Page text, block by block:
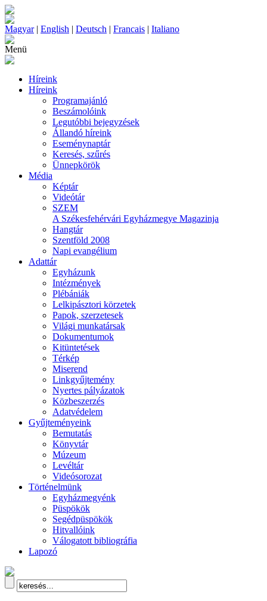
Magyar| English | Deutsch | Francais | Italiano
Menü
Híreink
Híreink
Programajánló
Beszámolóink
Legutóbbi bejegyzések
Állandó híreink
Eseménynaptár
Keresés, szűrés
Ünnepkörök
Média
Képtár
Videótár
SZEM
A Székesfehérvári Egyházmegye Magazinja
Hangtár
Szentföld 2008
Napi evangélium
Adattár
Egyházunk
Intézmények
Plébániák
Lelkipásztori körzetek
Papok, szerzetesek
Világi munkatársak
Dokumentumok
Kitüntetések
Térkép
Miserend
Linkgyűjtemény
Nyertes pályázatok
Közbeszerzés
Adatvédelem
Gyűjteményeink
Bemutatás
Könyvtár
Múzeum
Levéltár
Videósorozat
Történelmünk
Egyházmegyénk
Püspökök
Segédpüspökök
Hitvallóink
Válogatott bibliográfia
Lapozó